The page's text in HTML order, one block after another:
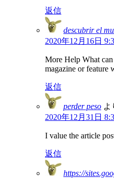
返信
descubrir el
2020年12月16日
More Help What can
magazine or feature
返信
perder peso よ
2020年12月31日
I value the article
返信
https://